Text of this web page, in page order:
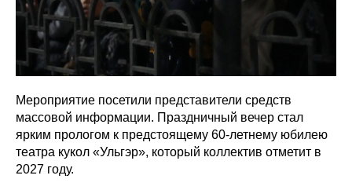
Мероприятие посетили представители средств
массовой информации. Праздничный вечер стал
ярким прологом к предстоящему 60-летнему юбилею
театра кукол «Ульгэр», который коллектив отметит в
2027 году.